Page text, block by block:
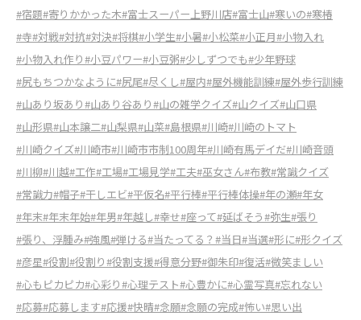
#宿題#寄りかかった木#富士スーパー上野川店#富士山#寒いの#寒椿
#寺#対戦#対抗#対決#将棋#小学生#小暑#小松菜#小正月#小物入れ
#小物入れ作り#小豆パワー#小豆粥#少しずつでも#少年野球
#尻もちつかなように#尻尾#尽くし#屋内#屋外機能訓練#屋外歩行訓練
#山あり坂あり#山あり谷あり#山の雑学クイズ#山クイズ#山口県
#山形県#山本譲二#山梨県#山菜#島根県#川崎#川崎のトマト
#川崎クイズ#川崎市#川崎市市制100周年#川崎有馬デイだ#川崎音頭
#川柳#川越#工作#工場#工場見学#工夫#巫女さん#布教#常識クイズ
#常識力#帽子#干しエビ#平仮名#平行棒#平行棒体操#年の瀬#年女
#年末#年末年始#年男#年越し#幸せ#座って#延ばそう#弥生#張り
#張り、浮腫み#強風#弾ける#当たってる？ #当日#当選#形に#形クイズ
#彦星#役割#役割り#役割支援#得意分野#御朱印#復活#微笑ましい
#心もピカピカ#心彩り#心理テスト#心豊かに#心霊写真#忘れない
#応募#応募します#応援#快晴#念願#念願の完成#怖い#思い出